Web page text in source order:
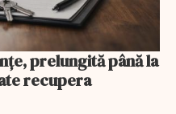
prelungită până la
recupera